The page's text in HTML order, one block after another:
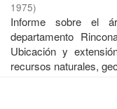
1975)
Informe sobre el
departamento
Ubicación y
recursos naturales,